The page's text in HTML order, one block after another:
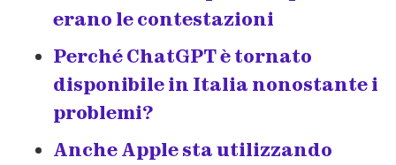
erano le contestazioni
Perché ChatGPT è tornato
disponibile in Italia nonostante i
problemi?
Anche Apple sta utilizzando